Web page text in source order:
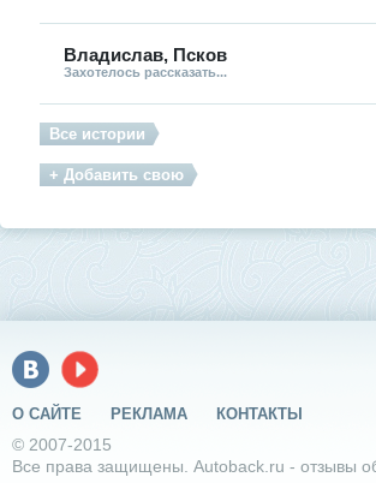
Владислав, Псков
Захотелось рассказать...
Все истории
+ Добавить свою
О САЙТЕ РЕКЛАМА КОНТАКТЫ
© 2007-2015
Все права защищены. Autoback.ru - отзывы